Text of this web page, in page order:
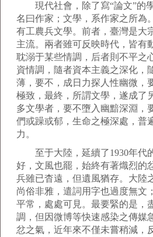
現代社會，除了寫“論文”的學
名曰作家；文學，系作家之所為
有工農兵文學。前者，臺灣是大
主流。兩者雖可反映時代，皆有
耽溺于某些情調，后者則不平之
資情調，隨者資本主義之深化，
薄，要不，成日力探人性幽微，
極致，最終，所謂文學，遂成了
多文學者，要不墮入幽黯深淵，
們或躁或郁，生命之極深處，普
力。
至于大陸，延續了1930年代
好，文風也罷，始終有著熾烈的
兵雖已杳遠，但遺風猶存。大陸
尚俗非雅，遣詞用字也過度無文
平常，處處可見。最要緊的是，
調，但因微博等快速感染之傳媒
忿之氣，近年來不僅未嘗稍減，